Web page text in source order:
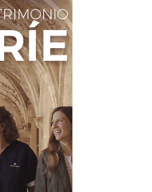
Alubiada
La Bañeza
de León